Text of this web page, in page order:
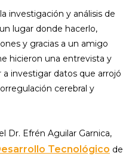
investigación y análisis de
lugar donde hacerlo,
y gracias a un amigo
hicieron una entrevista y
investigar datos que arrojó
cerebral y
Dr. Efrén Aguilar Garnica,
Tecnológico de